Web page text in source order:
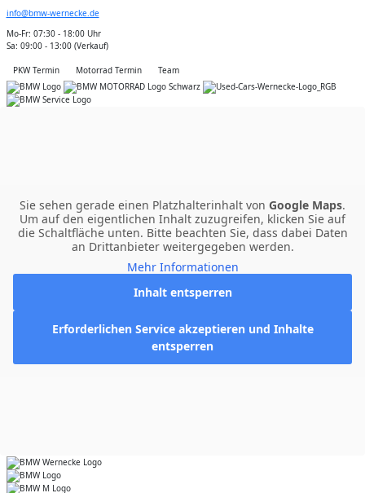
info@bmw-wernecke.de
Mo-Fr: 07:30 - 18:00 Uhr
Sa: 09:00 - 13:00 (Verkauf)
PKW Termin Motorrad Termin Team
Sie sehen gerade einen Platzhalterinhalt von Google Maps.
Um auf den eigentlichen Inhalt zuzugreifen, klicken Sie auf
die Schaltfläche unten. Bitte beachten Sie, dass dabei Daten
an Drittanbieter weitergegeben werden.
Mehr Informationen
Inhalt entsperren
Erforderlichen Service akzeptieren und Inhalte
entsperren